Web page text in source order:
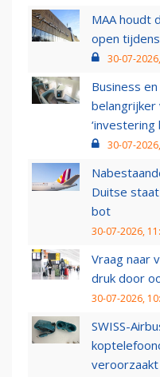
MAA houdt
open
30-07-
Business
belangrijker
‘investering
30-07-
Duitse
bot
30-07-2026,
Vraag naar
druk door
30-07-2026,
SWISS-
veroorzaakt